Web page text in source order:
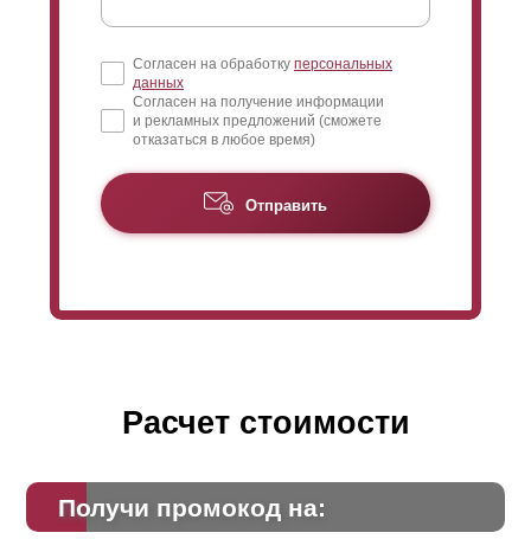
Согласен на обработку персональных
данных
Согласен на получение информации
и рекламных предложений (сможете
отказаться в любое время)
Отправить
Расчет стоимости
Получи промокод на: